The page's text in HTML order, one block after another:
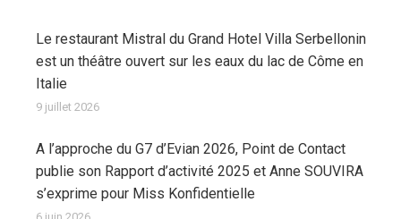
Le restaurant Mistral du Grand Hotel Villa Serbellonin
est un théâtre ouvert sur les eaux du lac de Côme en
Italie
9 juillet 2026
A l’approche du G7 d’Evian 2026, Point de Contact
publie son Rapport d’activité 2025 et Anne SOUVIRA
s’exprime pour Miss Konfidentielle